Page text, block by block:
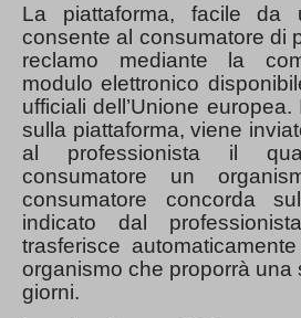
La piattaforma, facile da
consente al consumatore di
reclamo mediante la
modulo elettronico
ufficiali dell’Unione
sulla piattaforma, viene
al professionista il
consumatore un
consumatore concorda
indicato dal
trasferisce
organismo che proporrà una
giorni.